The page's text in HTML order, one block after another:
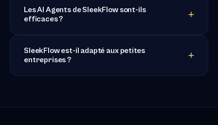
Les AI Agents de SleekFlow sont-ils
efficaces ?
SleekFlow est-il adapté aux petites
entreprises ?